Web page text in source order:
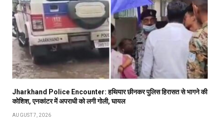
Jharkhand Police Encounter: हथियार छीनकर पुलिस हिरासत से भागने की
कोशिश, एनकांटर में अपराधी को लगी गोली, घायल
AUGUST 7, 2026